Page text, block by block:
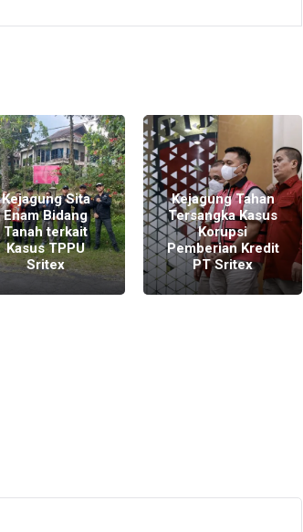
Kejagung Sita
Enam Bidang
Tanah terkait
Kasus TPPU
Sritex
Kejagung Tahan
Tersangka Kasus
Korupsi
Pemberian Kredit
PT Sritex